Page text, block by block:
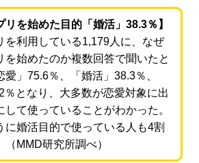
リを始めた目的「婚活」38.3％】
を利用している1,179人に、なぜ
を始めたのか複数回答で聞いたと
愛」75.6％、「婚活」38.3％、
％となり、大多数が恋愛対象に出
て使っていることがわかった。
に婚活目的で使っている人も4割
MMD研究所調べ）